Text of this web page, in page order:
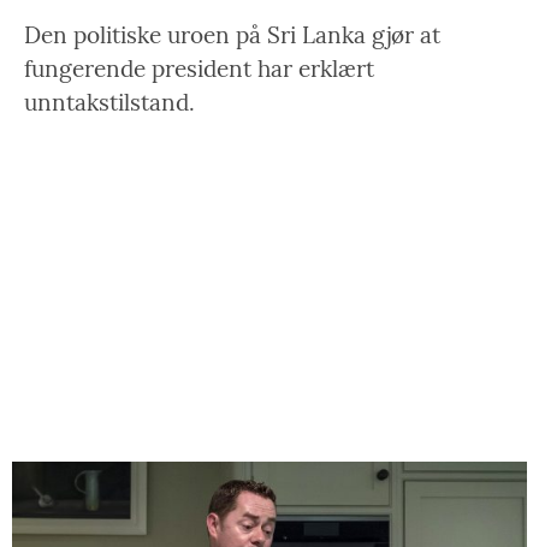
Den politiske uroen på Sri Lanka gjør at
fungerende president har erklært
unntakstilstand.